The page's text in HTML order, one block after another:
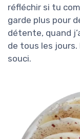
réfléchir si tu
garde plus pour
détente, quand
de tous les
souci.